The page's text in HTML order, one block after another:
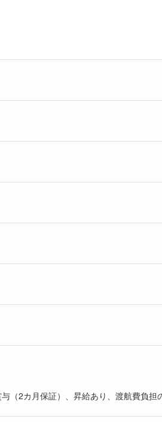
（2カ月保証）、昇給あり、渡航費負担